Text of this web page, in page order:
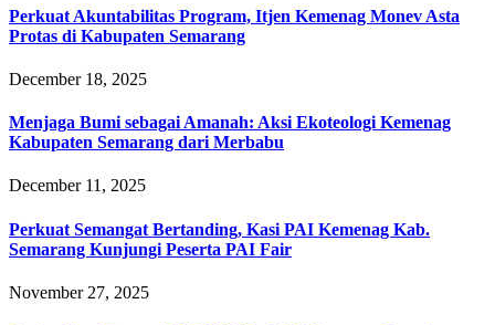
Perkuat Akuntabilitas Program, Itjen Kemenag Monev Asta
Protas di Kabupaten Semarang
December 18, 2025
Menjaga Bumi sebagai Amanah: Aksi Ekoteologi Kemenag
Kabupaten Semarang dari Merbabu
December 11, 2025
Perkuat Semangat Bertanding, Kasi PAI Kemenag Kab.
Semarang Kunjungi Peserta PAI Fair
November 27, 2025